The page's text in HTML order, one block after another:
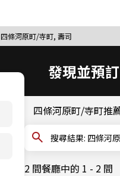
四條河原町/寺町, 壽司
發現並預
四條河原町/寺町推
搜尋結果:
2 間餐廳中的 1 - 2 間